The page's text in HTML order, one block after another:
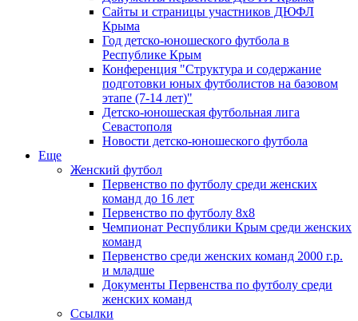
Сайты и страницы участников ДЮФЛ
Крыма
Год детско-юношеского футбола в
Республике Крым
Конференция "Структура и содержание
подготовки юных футболистов на базовом
этапе (7-14 лет)"
Детско-юношеская футбольная лига
Севастополя
Новости детско-юношеского футбола
Еще
Женский футбол
Первенство по футболу среди женских
команд до 16 лет
Первенство по футболу 8х8
Чемпионат Республики Крым среди женских
команд
Первенство среди женских команд 2000 г.р.
и младше
Документы Первенства по футболу среди
женских команд
Ссылки